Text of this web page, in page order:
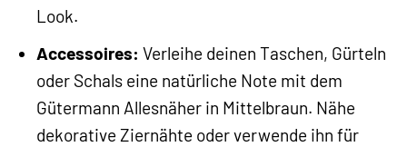
Look.
Accessoires: Verleihe deinen Taschen, Gürteln
oder Schals eine natürliche Note mit dem
Gütermann Allesnäher in Mittelbraun. Nähe
dekorative Ziernähte oder verwende ihn für